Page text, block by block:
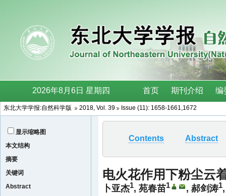
东北大学学报:自然科学版 2018, Vol. 39 Issue (11): 1658-1661,1672
显示缩略图
本文结构
摘要
关键词
Abstract
Contents Abstract
电火花作用下粉尘云
卜亚杰1, 苑春苗1 , 郝剑涛1